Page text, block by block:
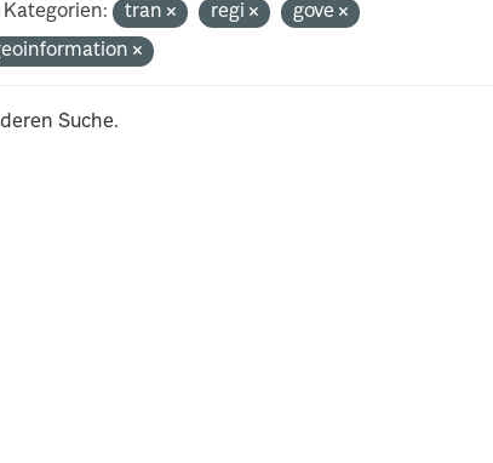
Kategorien: tran regi
gove
Suche.